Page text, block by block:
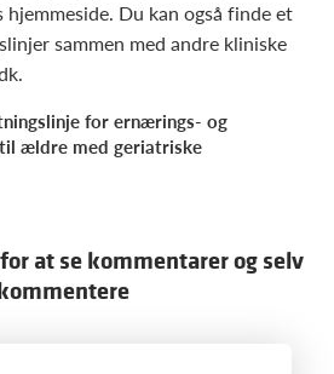
hjemmeside. Du kan også finde et
sammen med andre kliniske
for ernærings- og
ældre med geriatriske
at se kommentarer og selv